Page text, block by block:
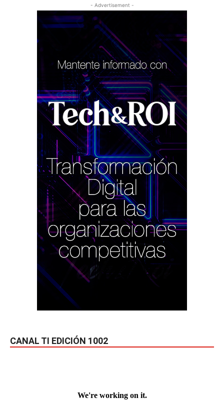
- Advertisement -
CANAL TI EDICIÓN 1002